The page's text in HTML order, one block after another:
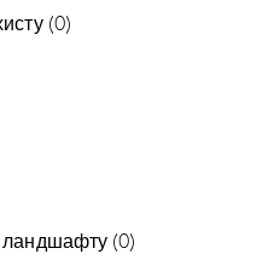
(0)
ландшафту (0)